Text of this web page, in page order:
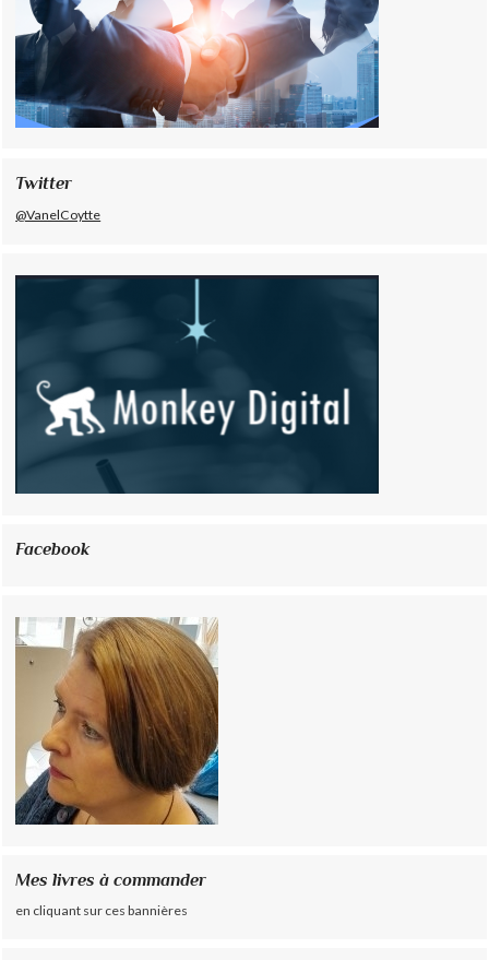
Twitter
@VanelCoytte
Facebook
Mes livres à commander
en cliquant sur ces bannières